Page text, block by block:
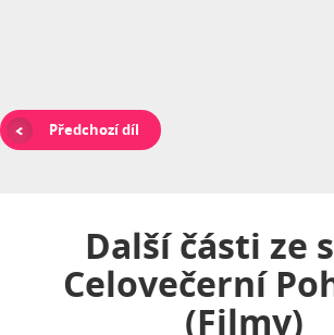
Předchozí díl
Další části ze
Celovečerní
(filmy)